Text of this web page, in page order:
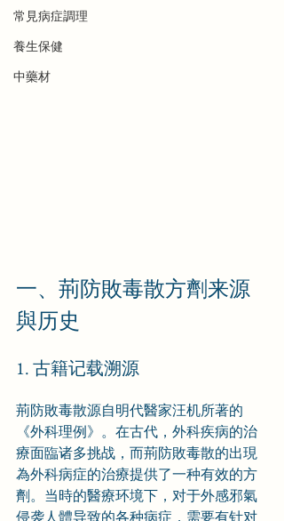
常見病症調理
養生保健
中藥材
一、荊防敗毒散方劑来源
與历史
1. 古籍记载溯源
荊防敗毒散源自明代醫家汪机所著的
《外科理例》。在古代，外科疾病的治
療面臨诸多挑战，而荊防敗毒散的出現
為外科病症的治療提供了一种有效的方
劑。当時的醫療环境下，对于外感邪氣
侵袭人體导致的各种病症，需要有针对